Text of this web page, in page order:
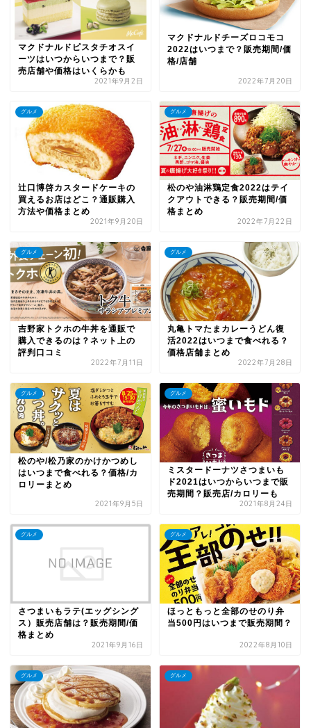
マクドナルドピスタチオスイ
ーツはいつからいつまで？販
売店舗や価格はいくらかも
2021年9月2日
マクドナルドチーズロコモコ
2022はいつまで？販売期間/価
格/店舗
2022年7月20日
グルメ
辻口博啓カスタードケーキの
買えるお店はどこ？通販購入
方法や価格まとめ
2021年9月20日
グルメ
松のや油淋鶏定食2022はテイ
クアウトできる？販売期間/価
格まとめ
2022年7月22日
グルメ
吉野家トクホの牛丼を通販で
購入できるのは？ネット上の
評判口コミ
2022年7月11日
グルメ
丸亀トマたまカレーうどん復
活2022はいつまで食べれる？
価格店舗まとめ
2022年7月28日
グルメ
松のや/松乃家のかけかつめし
はいつまで食べれる？価格/カ
ロリーまとめ
2021年9月5日
グルメ
ミスタードーナツさつまいも
ド2021はいつからいつまで販
売期間？販売店/カロリーも
2021年8月24日
グルメ
さつまいもラテ(エッグシング
ス）販売店舗は？販売期間/価
格まとめ
2021年9月16日
グルメ
ほっともっと全部のせのり弁
当500円はいつまで販売期間？
2022年8月10日
グルメ グルメ